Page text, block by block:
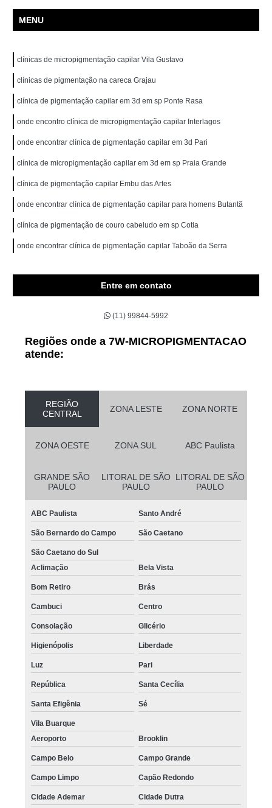
MENU
clínicas de micropigmentação capilar Vila Gustavo
clínicas de pigmentação na careca Grajau
clínica de pigmentação capilar em 3d em sp Ponte Rasa
onde encontro clínica de micropigmentação capilar Interlagos
onde encontrar clínica de pigmentação capilar em 3d Pari
clínica de micropigmentação capilar em 3d em sp Praia Grande
clínica de pigmentação capilar Embu das Artes
onde encontrar clínica de pigmentação capilar para homens Butantã
clínica de pigmentação de couro cabeludo em sp Cotia
onde encontrar clínica de pigmentação capilar Taboão da Serra
Entre em contato
(11) 99844-5992
Regiões onde a 7W-MICROPIGMENTACAO
atende:
REGIÃO
CENTRAL
ZONA LESTE ZONA NORTE
ZONA OESTE ZONA SUL ABC Paulista
GRANDE SÃO
PAULO
LITORAL DE SÃO
PAULO
LITORAL DE SÃO
PAULO
ABC Paulista Santo André
São Bernardo do Campo São Caetano
São Caetano do Sul
Aclimação
Bela Vista
Bom Retiro Brás
Cambuci Centro
Consolação Glicério
Higienópolis Liberdade
Luz Pari
República Santa Cecília
Santa Efigênia Sé
Vila Buarque
Aeroporto
Brooklin
Campo Belo Campo Grande
Campo Limpo Capão Redondo
Cidade Ademar Cidade Dutra